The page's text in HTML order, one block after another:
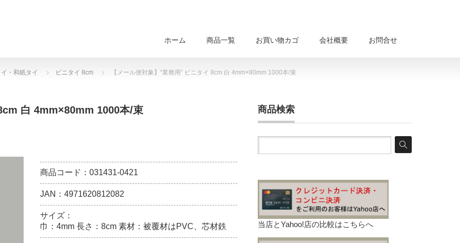
ホーム 商品一覧 お買い物カゴ 会社概要 お問合せ
・和紙タイ ビニタイ 8cm 【メール便対象】“業務用” ビニタイ 8cm 白 4mm×80mm 1000本/束
白 4mm×80mm 1000本/束
商品コード：031431-0421
JAN：4971620812082
サイズ：
巾：4mm 長さ：8cm 素材：被覆材はPVC、芯材鉄
商品検索
当店とYahoo!店の比較はこちらへ